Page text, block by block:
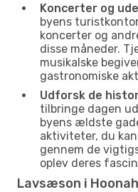
Koncerter og
byens
koncerter og
disse måneder.
musikalske
gastronomiske
Udforsk de
tilbringe dagen
byens ældste
aktiviteter, du
gennem de
oplev deres
Lavsæson i Hoonah